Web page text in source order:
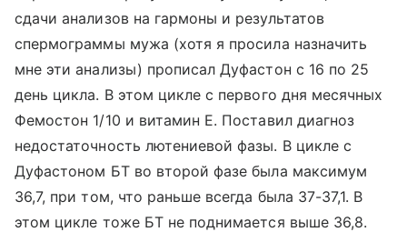
сдачи анализов на гармоны и результатов
спермограммы мужа (хотя я просила назначить
мне эти анализы) прописал Дуфастон с 16 по 25
день цикла. В этом цикле с первого дня месячных
Фемостон 1/10 и витамин Е. Поставил диагноз
недостаточность лютениевой фазы. В цикле с
Дуфастоном БТ во второй фазе была максимум
36,7, при том, что раньше всегда была 37-37,1. В
этом цикле тоже БТ не поднимается выше 36,8.